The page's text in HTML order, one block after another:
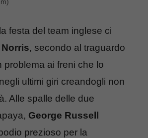
festa del team inglese ci
, secondo al traguardo
problema ai freni che lo
ultimi giri creandogli non
Alle spalle delle due
George Russell
prezioso per la